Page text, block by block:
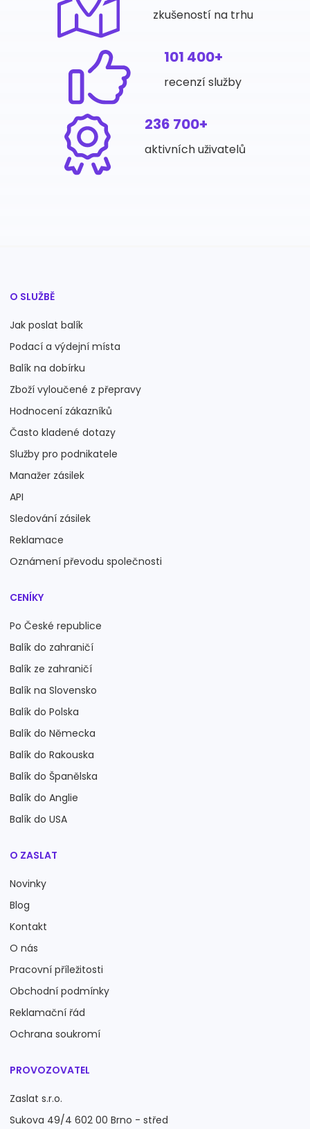
zkušeností na trhu
101 400+
recenzí služby
236 700+
aktivních uživatelů
O SLUŽBĚ
Jak poslat balík
Podací a výdejní místa
Balík na dobírku
Zboží vyloučené z přepravy
Hodnocení zákazníků
Často kladené dotazy
Služby pro podnikatele
Manažer zásilek
API
Sledování zásilek
Reklamace
Oznámení převodu společnosti
CENÍKY
Po České republice
Balík do zahraničí
Balík ze zahraničí
Balík na Slovensko
Balík do Polska
Balík do Německa
Balík do Rakouska
Balík do Španělska
Balík do Anglie
Balík do USA
O ZASLAT
Novinky
Blog
Kontakt
O nás
Pracovní příležitosti
Obchodní podmínky
Reklamační řád
Ochrana soukromí
PROVOZOVATEL
Zaslat s.r.o.
Sukova 49/4 602 00 Brno - střed